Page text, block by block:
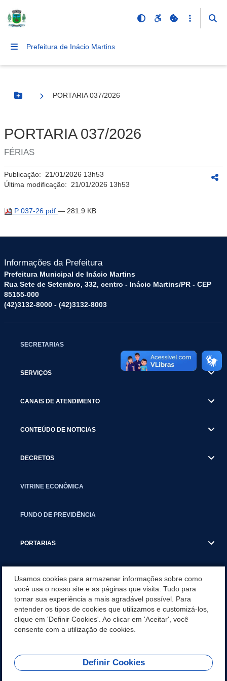
Prefeitura de Inácio Martins
Botão Menu
PORTARIA 037/2026
PORTARIA 037/2026
FÉRIAS
Publicação: 21/01/2026 13h53
Última modificação: 21/01/2026 13h53
P 037-26.pdf — 281.9 KB
Informações da Prefeitura
Prefeitura Municipal de Inácio Martins
Rua Sete de Setembro, 332, centro - Inácio Martins/PR - CEP
85155-000
(42)3132-8000 - (42)3132-8003
SECRETARIAS
SERVIÇOS
CANAIS DE ATENDIMENTO
CONTEÚDO DE NOTICIAS
DECRETOS
VITRINE ECONÔMICA
FUNDO DE PREVIDÊNCIA
PORTARIAS
CONCURSO/PSS/CONVOCAÇÃO
INCENTIVOS PÚBLICOS À PROJETOS CULTURAIS - INÁCIO
MARTINS PR
REDES SOCIAIS
Usamos cookies para armazenar informações sobre como
você usa o nosso site e as páginas que visita. Tudo para
tornar sua experiência a mais agradável possível. Para
entender os tipos de cookies que utilizamos e customizá-los,
clique em 'Definir Cookies'. Ao clicar em 'Aceitar', você
consente com a utilização de cookies.
Definir Cookies